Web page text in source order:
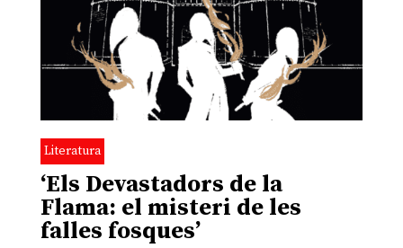
Literatura
‘Els Devastadors de la
Flama: el misteri de les
falles fosques’